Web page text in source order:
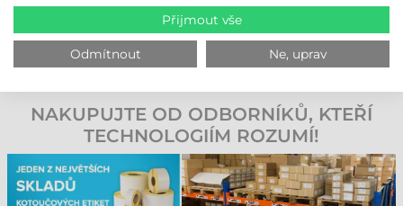
Snadná integrovatelnost:Kabelové čtečky lze
okamžitě integrovat do stávajících IT systémů (přes
USB, RS232 či PS/2) bez nutnosti nákladných investic
do infrastruktury, což pomáhá optimalizovat pracovní
NAKUPUJTE OD ODBORNÍKŮ, KTEŘÍ
TECHNOLOGIÍM ROZUMÍ!
Přijmout vše
Odmítnout Ne, uprav